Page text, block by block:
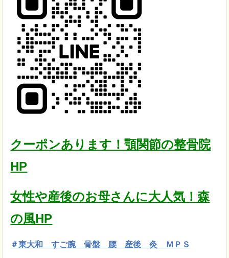
クーポンあります！顎関節の整骨院
HP
女性や産後のお母さんに大人気！森
の風HP
＃東大和 すご腕 骨盤 腰 産後 灸 ＭＰＳ